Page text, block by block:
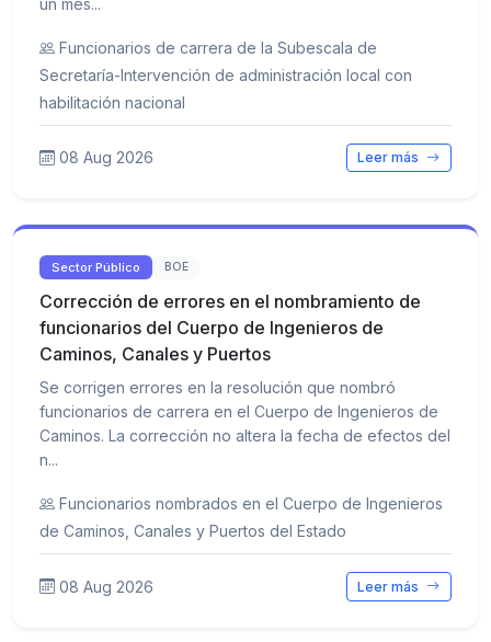
Funcionarios de carrera de la Subescala de
Secretaría-Intervención de administración local con
habilitación nacional
08 Aug 2026 Leer más
Sector Público BOE
Corrección de errores en el nombramiento de
funcionarios del Cuerpo de Ingenieros de
Caminos, Canales y Puertos
Se corrigen errores en la resolución que nombró
funcionarios de carrera en el Cuerpo de Ingenieros de
Caminos. La corrección no altera la fecha de efectos del
n...
Funcionarios nombrados en el Cuerpo de Ingenieros
de Caminos, Canales y Puertos del Estado
08 Aug 2026 Leer más